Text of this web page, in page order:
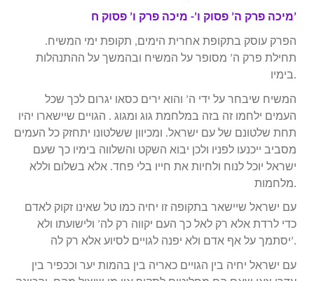
מיכה פרק ה’ פסוק ו’- מיכה פרק ו’ פסוק ח’
הפרק עוסק בתקופת אחרית הימים, תקופת ימי המשיח.
תחילת פרק ה’ מסופר על המשיח ובהמשך על ההתנהלות
בימיו.
המשיח שיבחר על ידי ה’ והוא ירים כסאו יגרום לכך שכל
העמים ילחמו זה בזה במלחמת גוג ומגוג . הגויים שיישארו יהיו
תחת שלטונם של עם ישראל. ומכיוון ששלטונו יתחזק כל העמים
מסביב ייכנעו לפניו ולכן יבוא השקט והשלווה בימיו כך שעם
ישראל יוכל לנוח ולחיות את חייו בלי פחד. אלא בשלום וללא
מלחמות.
עם ישראל שיישאר בתקופה זו יחיה כמו טל שאינו זקוק לאדם
כדי לרדת אלא רק לאל כך העם יקווה רק לה’ ולישועתו ולא
יסתמך על אף אדם ולא יפנה לגויים לסיוע אלא רק לה’.
עם ישראל יחיה בין הגויים כאריה בין בהמות יער וככפיר בין